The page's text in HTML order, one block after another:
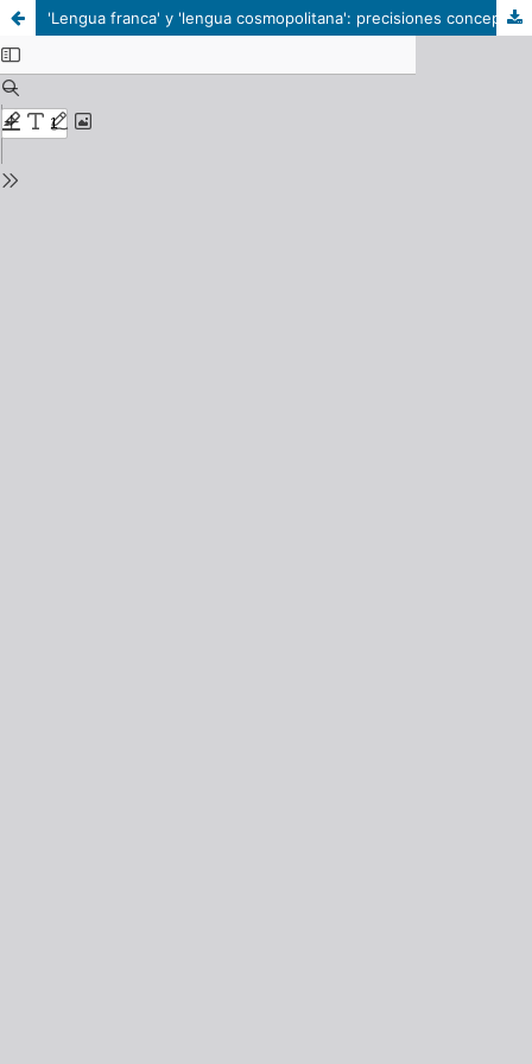
'Lengua franca' y 'lengua cosmopolitana': precisiones conceptuales para el caso del español